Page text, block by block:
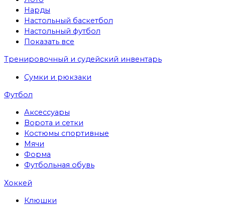
Нарды
Настольный баскетбол
Настольный футбол
Показать все
Тренировочный и судейский инвентарь
Сумки и рюкзаки
Футбол
Аксессуары
Ворота и сетки
Костюмы спортивные
Мячи
Форма
Футбольная обувь
Хоккей
Клюшки